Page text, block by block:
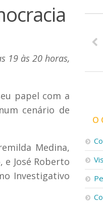
19 às 20 horas,
papel com a
cenário de
Medina,
e José Roberto
Investigativo
O